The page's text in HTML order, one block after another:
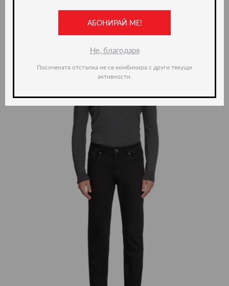
АБОНИРАЙ МЕ!
Не, благодаря
Посочената отстъпка не се комбинира с други текущи
активности.